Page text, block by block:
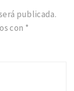
publicada.
con *